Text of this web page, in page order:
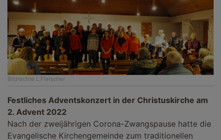
Bildrechte L.Fleischer
Festliches Adventskonzert in der Christuskirche am
2. Advent 2022
Nach der zweijährigen Corona-Zwangspause hatte die
Evangelische Kirchengemeinde zum traditionellen